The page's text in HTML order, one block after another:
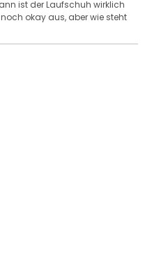
ist der Laufschuh wirklich
okay aus, aber wie steht